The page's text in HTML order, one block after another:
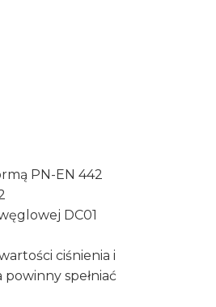
PN-EN 442
DC01
ciśnienia i
spełniać